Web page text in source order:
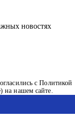
с Политикой
на нашем сайте.
новостях